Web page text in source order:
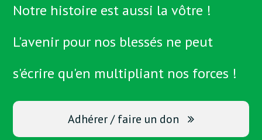
Notre histoire est aussi la vôtre !
L'avenir pour nos blessés ne peut
s'écrire qu'en multipliant nos forces !
Adhérer / faire un don